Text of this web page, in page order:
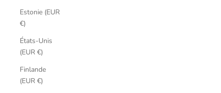
Estonie (EUR
€)
États-Unis
(EUR €)
Finlande
(EUR €)